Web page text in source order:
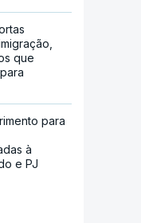
que
para
à
e PJ